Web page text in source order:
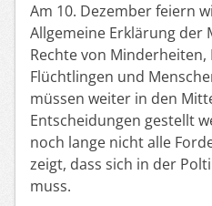
Am 10. Dezember feiern
Allgemeine Erklärung der
Rechte von Minderheiten,
Flüchtlingen und
müssen weiter in den
Entscheidungen gestellt
noch lange nicht alle
zeigt, dass sich in der
muss.